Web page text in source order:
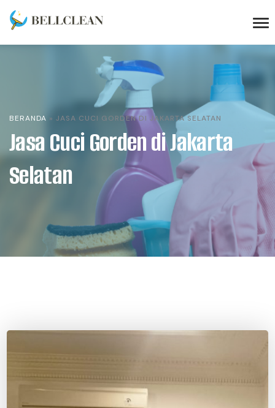
BERANDA » JASA CUCI GORDEN DI JAKARTA SELATAN
Jasa Cuci Gorden di Jakarta
Selatan